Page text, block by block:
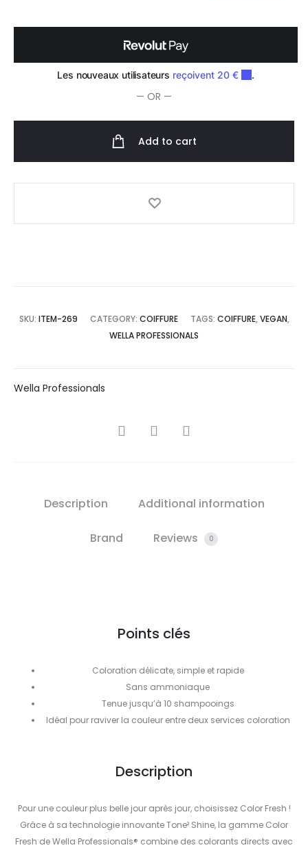
quantity
— OR —
Add to cart
SKU: ITEM-269 CATEGORY: COIFFURE TAGS: COIFFURE, VEGAN,
WELLA PROFESSIONALS
Wella Professionals
SHARE
Description Additional information
Brand Reviews 0
Points clés
Coloration délicate, simple et rapide
Sans ammoniaque
Tenue jusqu’à 10 shampooings
Idéal pour raviver la couleur entre deux services coloration
Description
Pour une couleur plus belle jour après jour, choisissez Color Fresh !
Grâce à sa technologie innovante Tone² Shine, la gamme Color
Fresh de Wella Professionals® combine des colorants directs avec